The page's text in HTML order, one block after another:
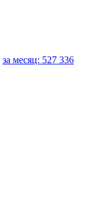
за месяц: 527 336